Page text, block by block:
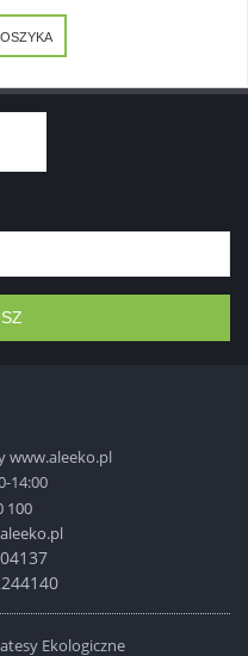
www.aleeko.pl
14:00
100
Ekologiczne